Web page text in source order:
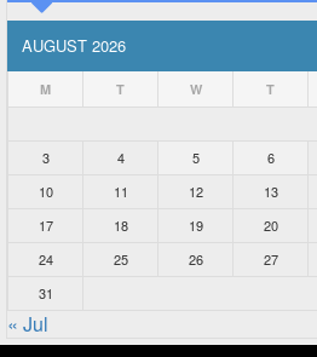
AUGUST 2026
M T W T
3
4 5 6
10
11 12 13
17
18 19 20
24
25 26 27
31
« Jul